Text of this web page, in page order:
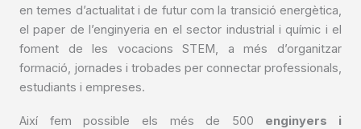
en temes d’actualitat i de futur com la transició energètica,
el paper de l’enginyeria en el sector industrial i químic i el
foment de les vocacions STEM, a més d’organitzar
formació, jornades i trobades per connectar professionals,
estudiants i empreses.
Així fem possible els més de 500 enginyers i